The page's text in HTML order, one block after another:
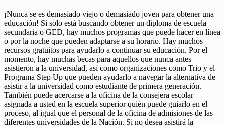
¡Nunca se es demasiado viejo o demasiado joven para obtener una
educación! Si solo está buscando obtener un diploma de escuela
secundaria o GED, hay muchos programas que puede hacer en línea
o por la noche que pueden adaptarse a su horario. Hay muchos
recursos gratuitos para ayudarlo a continuar su educación. Por el
momento, hay muchas becas para aquellos que nunca antes
asistieron a la universidad, así como organizaciones como Trio y el
Programa Step Up que pueden ayudarlo a navegar la alternativa de
asistir a la universidad como estudiante de primera generación.
También puede acercarse a la oficina de la consejera escolar
asignada a usted en la escuela superior quién puede guiarlo en el
proceso, al igual que el personal de la oficina de admisiones de las
diferentes universidades de la Nación. Si no desea asistirá la